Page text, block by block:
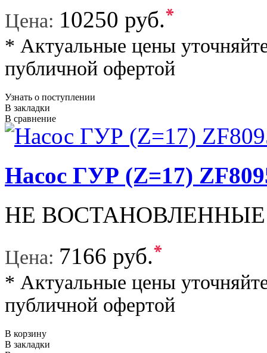
Цена: 10250 руб.*
* Актуальные цены
публичной офертой
Узнать о поступлении
В закладки
В сравнение
Насос ГУР (Z=17)
НЕ
Цена: 7166 руб.*
* Актуальные цены
публичной офертой
В корзину
В закладки